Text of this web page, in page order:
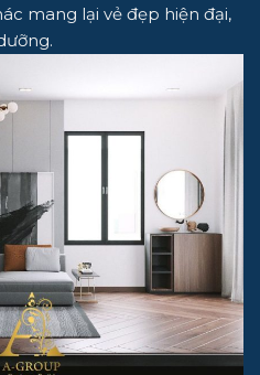
mang lại vẻ đẹp hiện đại,